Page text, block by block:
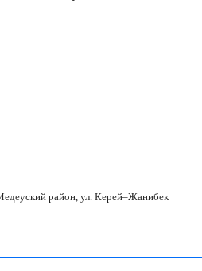
район, ул. Керей–Жанибек